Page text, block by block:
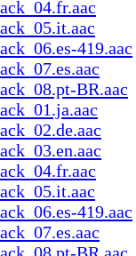
419.aac
BR.aac
419.aac